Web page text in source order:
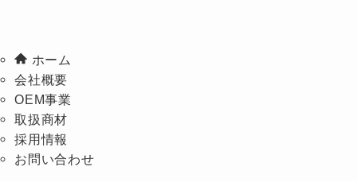
ホーム
会社概要
OEM事業
取扱商材
採用情報
お問い合わせ